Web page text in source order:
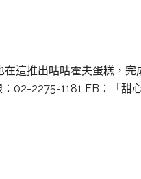
這推出咕咕霍夫蛋糕，
02-2275-1181 FB：「甜